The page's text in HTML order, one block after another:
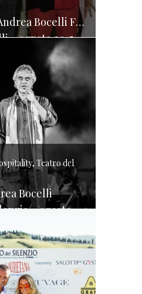
Dinner Gala Andrea Bocelli Foundation
– agpsto 2015
Teatro del
Bocelli
– agosto 2015